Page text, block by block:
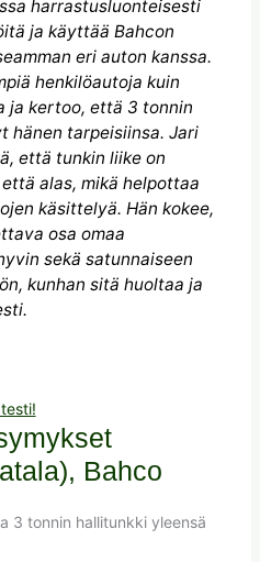
harrastusluonteisesti
ja käyttää Bahcon
eri auton kanssa.
henkilöautoja kuin
ja kertoo, että 3 tonnin
hänen tarpeisiinsa. Jari
että tunkin liike on
alas, mikä helpottaa
käsittelyä. Hän kokee,
osa omaa
sekä satunnaiseen
kunhan sitä huoltaa ja
Bahco
3 tonnin hallitunkki yleensä